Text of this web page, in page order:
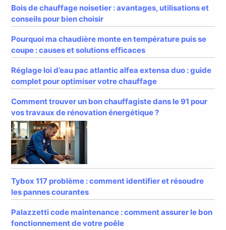
Bois de chauffage noisetier : avantages, utilisations et
conseils pour bien choisir
Pourquoi ma chaudière monte en température puis se
coupe : causes et solutions efficaces
Réglage loi d’eau pac atlantic alfea extensa duo : guide
complet pour optimiser votre chauffage
Comment trouver un bon chauffagiste dans le 91 pour
vos travaux de rénovation énergétique ?
Tybox 117 problème : comment identifier et résoudre
les pannes courantes
Palazzetti code maintenance : comment assurer le bon
fonctionnement de votre poêle